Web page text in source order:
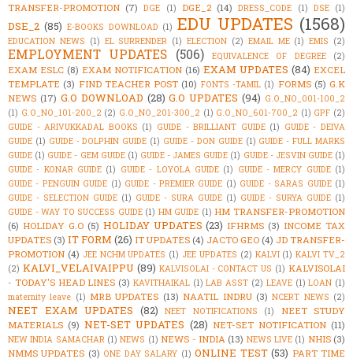
TRANSFER-PROMOTION (7) DGE (1) DGE_2 (14) DRESS_CODE (1) DSE (1)
DSE_2 (85) E-BOOKS DOWNLOAD (1) EDU UPDATES (1568)
EDUCATION NEWS (1) EL SURRENDER (1) ELECTION (2) EMAIL ME (1) EMIS (2)
EMPLOYMENT UPDATES (506) EQUIVALENCE OF DEGREE (2)
EXAM ESLC (8) EXAM NOTIFICATION (16) EXAM UPDATES (84) EXCEL
TEMPLATE (3) FIND TEACHER POST (10) FONTS -TAMIL (1) FORMS (5) G.K
NEWS (17) G.O DOWNLOAD (28) G.O UPDATES (94) G.O_NO_001-100_2
(1) G.O_NO_101-200_2 (2) G.O_NO_201-300_2 (1) G.O_NO_601-700_2 (1) GPF (2)
GUIDE - ARIVUKKADAL BOOKS (1) GUIDE - BRILLIANT GUIDE (1) GUIDE - DEIVA
GUIDE (1) GUIDE - DOLPHIN GUIDE (1) GUIDE - DON GUIDE (1) GUIDE - FULL MARKS
GUIDE (1) GUIDE - GEM GUIDE (1) GUIDE - JAMES GUIDE (1) GUIDE - JESVIN GUIDE (1)
GUIDE - KONAR GUIDE (1) GUIDE - LOYOLA GUIDE (1) GUIDE - MERCY GUIDE (1)
GUIDE - PENGUIN GUIDE (1) GUIDE - PREMIER GUIDE (1) GUIDE - SARAS GUIDE (1)
GUIDE - SELECTION GUIDE (1) GUIDE - SURA GUIDE (1) GUIDE - SURYA GUIDE (1)
GUIDE - WAY TO SUCCESS GUIDE (1) HM GUIDE (1) HM TRANSFER-PROMOTION
(6) HOLIDAY G.O (5) HOLIDAY UPDATES (23) IFHRMS (3) INCOME TAX
UPDATES (3) IT FORM (26) IT UPDATES (4) JACTO GEO (4) JD TRANSFER-
PROMOTION (4) JEE NCHM UPDATES (1) JEE UPDATES (2) KALVI (1) KALVI TV_2
(2) KALVI_VELAIVAIPPU (89) KALVISOLAI - CONTACT US (1) KALVISOLAI
- TODAY'S HEAD LINES (3) KAVITHAIKAL (1) LAB ASST (2) LEAVE (1) LOAN (1)
maternity leave (1) MRB UPDATES (13) NAATIL INDRU (3) NCERT NEWS (2)
NEET EXAM UPDATES (82) NEET NOTIFICATIONS (1)
NEET STUDY
MATERIALS (9) NET-SET UPDATES (28) NET-SET NOTIFICATION (11)
NEW INDIA SAMACHAR (1) NEWS (1) NEWS - INDIA (13) NEWS LIVE (1) NHIS (3)
NMMS UPDATES (3) ONE DAY SALARY (1) ONLINE TEST (53) PART TIME